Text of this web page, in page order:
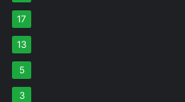
17
13
5
3